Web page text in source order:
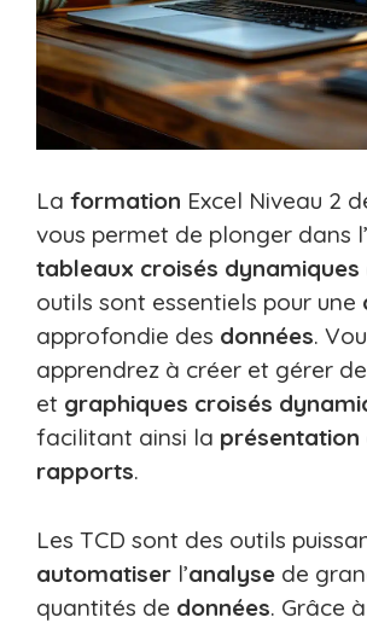
La formation Excel Niveau 2
vous permet de plonger dans
tableaux croisés dynamiques
outils sont essentiels pour une
approfondie des données.
apprendrez à créer et gérer
et graphiques croisés
facilitant ainsi la présentation
rapports.
Les TCD sont des outils
automatiser l’analyse de
quantités de données. Grâce